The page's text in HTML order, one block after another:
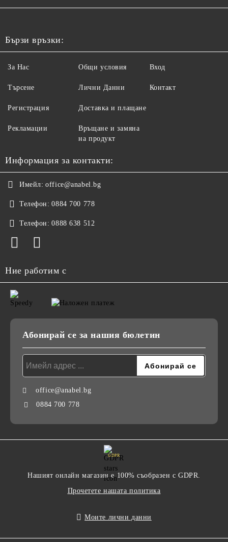
Бързи връзки:
За Нас
Търсене
Регистрация
Рекламации
Общи условия
Лични Данни
Доставка и плащане
Връщане и замяна
на продукт
Вход
Контакт
Информация за контакти:
Имейл: office@anabel.bg
Телефон: 0884 700 778
Телефон: 0888 638 512
Ние работим с
Абонирай се за нашия бюлетин
office@anabel.bg
0884 700 778
GDPR
Нашият онлайн магазин е 100% съобразен с GDPR.
Прочетете нашата политика
Моите лични данни